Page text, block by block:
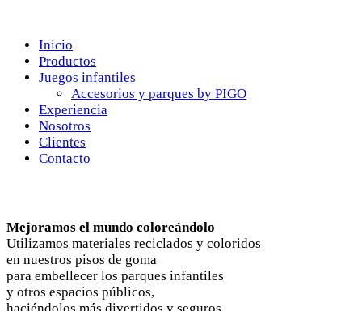
Inicio
Productos
Juegos infantiles
Accesorios y parques by PIGO
Experiencia
Nosotros
Clientes
Contacto
Mejoramos el mundo coloreándolo
Utilizamos materiales reciclados y coloridos
en nuestros pisos de goma
para embellecer los parques infantiles
y otros espacios públicos,
haciéndolos más divertidos y seguros